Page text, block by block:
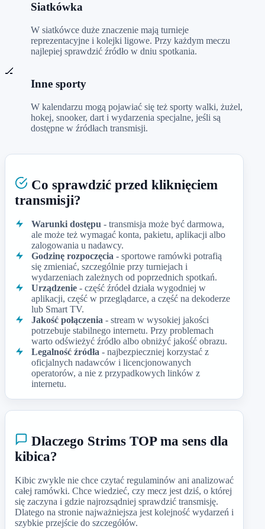
Siatkówka
W siatkówce duże znaczenie mają turnieje
reprezentacyjne i kolejki ligowe. Przy każdym meczu
najlepiej sprawdzić źródło w dniu spotkania.
🏒
Inne sporty
W kalendarzu mogą pojawiać się też sporty walki, żużel,
hokej, snooker, dart i wydarzenia specjalne, jeśli są
dostępne w źródłach transmisji.
Co sprawdzić przed kliknięciem
transmisji?
Warunki dostępu - transmisja może być darmowa,
ale może też wymagać konta, pakietu, aplikacji albo
zalogowania u nadawcy.
Godzinę rozpoczęcia - sportowe ramówki potrafią
się zmieniać, szczególnie przy turniejach i
wydarzeniach zależnych od poprzednich spotkań.
Urządzenie - część źródeł działa wygodniej w
aplikacji, część w przeglądarce, a część na dekoderze
lub Smart TV.
Jakość połączenia - stream w wysokiej jakości
potrzebuje stabilnego internetu. Przy problemach
warto odświeżyć źródło albo obniżyć jakość obrazu.
Legalność źródła - najbezpieczniej korzystać z
oficjalnych nadawców i licencjonowanych
operatorów, a nie z przypadkowych linków z
internetu.
Dlaczego Strims TOP ma sens dla
kibica?
Kibic zwykle nie chce czytać regulaminów ani analizować
całej ramówki. Chce wiedzieć, czy mecz jest dziś, o której
się zaczyna i gdzie najrozsądniej sprawdzić transmisję.
Dlatego na stronie najważniejsza jest kolejność wydarzeń i
szybkie przejście do szczegółów.